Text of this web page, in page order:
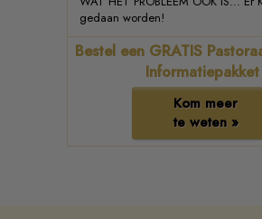
gedaan worden!
Bestel een GRATIS
Informatiepakket
Kom meer
te weten »